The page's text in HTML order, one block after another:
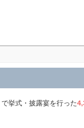
挙式・披露宴を行った